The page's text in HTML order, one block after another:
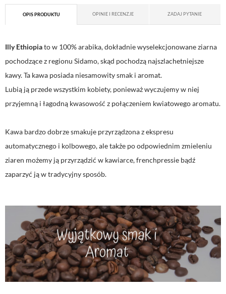
OPIS PRODUKTU OPINIE I RECENZJE ZADAJ PYTANIE
Illy Ethiopiato w 100% arabika, dokładnie wyselekcjonowane ziarna
pochodzące z regionu Sidamo, skąd pochodzą najszlachetniejsze
kawy. Ta kawa posiada niesamowity smak i aromat.
Lubią ją przede wszystkim kobiety, ponieważ wyczujemy w niej
przyjemną i łagodną kwasowość z połączeniem kwiatowego aromatu.
Kawa bardzo dobrze smakuje przyrządzona z ekspresu
automatycznego i kolbowego, ale także po odpowiednim zmieleniu
ziaren możemy ją przyrządzić w kawiarce, frenchpressie bądź
zaparzyć ją w tradycyjny sposób.